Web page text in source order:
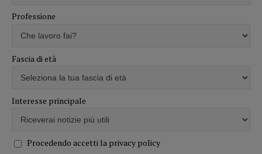
Professione
Fascia di età
Interesse principale
Procedendo accetti la privacy policy